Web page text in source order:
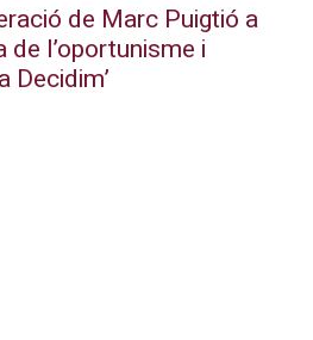
de Marc Puigtió a
de l’oportunisme i
Decidim’